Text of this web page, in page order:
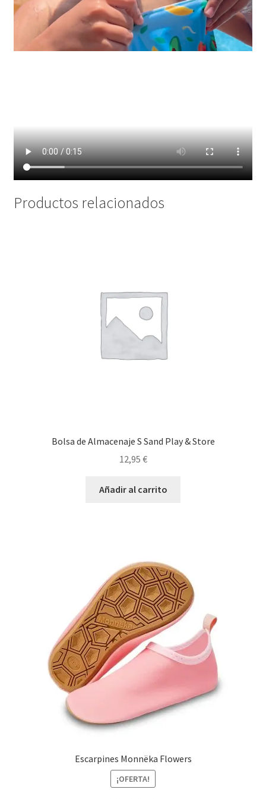
Productos relacionados
Bolsa de Almacenaje S Sand Play & Store
12,95 €
Añadir al carrito
Escarpines Monnëka Flowers
¡OFERTA!